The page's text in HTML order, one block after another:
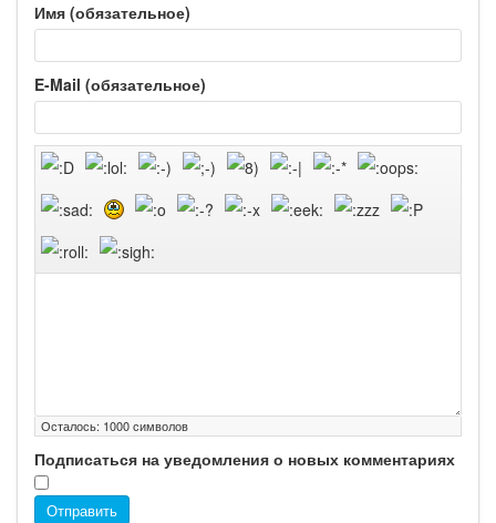
Имя (обязательное)
E-Mail (обязательное)
Осталось: 1000символов
Подписаться на уведомления о новых комментариях
Отправить